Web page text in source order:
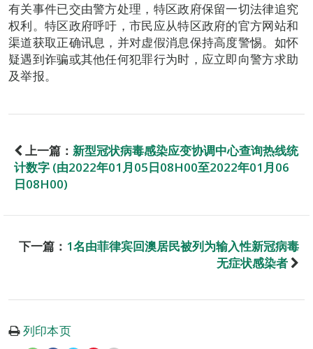
有关事件已交由警方处理，特区政府保留一切法律追究
权利。特区政府呼吁，市民应从特区政府的官方网站和
渠道获取正确讯息，并对虚假消息保持高度警惕。如怀
疑遇到诈骗或其他任何犯罪行为时，应立即向警方求助
及举报。
上一篇： 新型冠状病毒感染应变协调中心查询热线统
计数字 (由2022年01月05日08H00至2022年01月06
日08H00)
下一篇： 1名由菲律宾回澳居民被列为输入性新冠病毒
无症状感染者
列印本页